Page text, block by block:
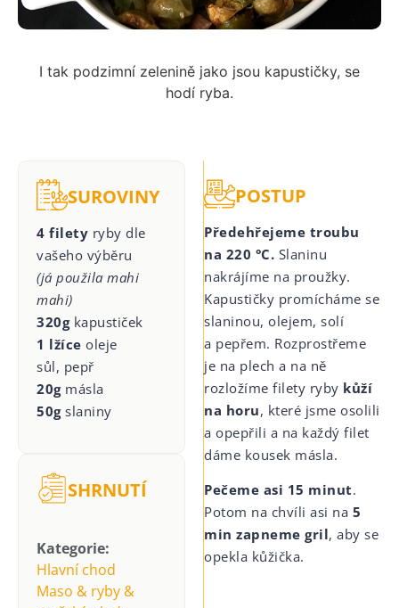
I tak podzimní zelenině jako jsou kapustičky, se
hodí ryba.
SUROVINY
4 filety ryby dle
vašeho výběru
(já použila mahi
mahi)
320gkapustiček
1 lžíce oleje
sůl, pepř
20gmásla
50gslaniny
SHRNUTÍ
Kategorie:
Hlavní chod
Maso & ryby &
POSTUP
Předehřejeme troubu
na 220 °C. Slaninu
nakrájíme na proužky.
Kapustičky promícháme se
slaninou, olejem, solí
a pepřem. Rozprostřeme
je na plech a na ně
rozložíme filety ryby kůží
na horu, které jsme osolili
a opepřili a na každý filet
dáme kousek másla.
Pečeme asi 15 minut.
Potom na chvíli asi na 5
min zapneme gril, aby se
opekla kůžička.